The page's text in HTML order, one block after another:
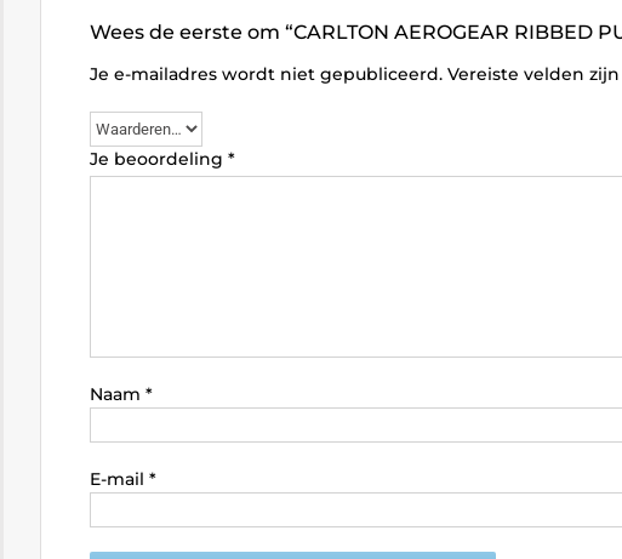
Wees de eerste om “CARLTON AEROGEAR RIBBED
Je e-mailadres wordt niet gepubliceerd. Vereiste velden
Je beoordeling *
Naam *
E-mail *